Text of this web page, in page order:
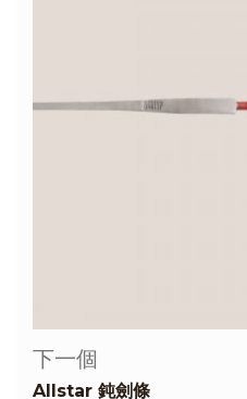
下一個
Allstar 鈍劍條